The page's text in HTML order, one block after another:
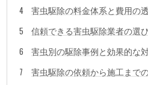
害虫駆除の料金体系と費用の
信頼できる害虫駆除業者の選
害虫別の駆除事例と効果的な
害虫駆除の依頼から施工まで